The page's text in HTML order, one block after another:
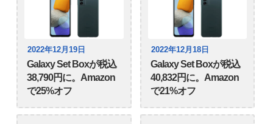
2022年12月19日
Galaxy Set Boxが税込
38,790円に。Amazon
で25%オフ
2022年12月18日
Galaxy Set Boxが税込
40,832円に。Amazon
で21%オフ